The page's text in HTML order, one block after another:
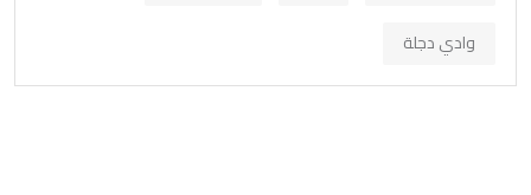
وادي دجلة